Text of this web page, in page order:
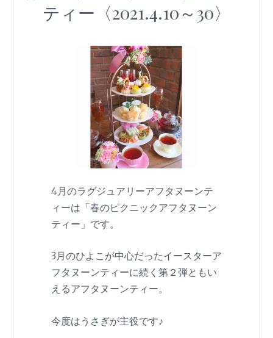
ティー〈2021.4.10～30〉
4月のラグジュアリーアフタヌーンテ
ィーは「春のピクニックアフタヌーン
ティー」です。
3月のひよこが中心だったイースターア
フタヌーンティーに続く第２弾ともい
えるアフタヌーンティー。
今度はうさぎが主役です♪